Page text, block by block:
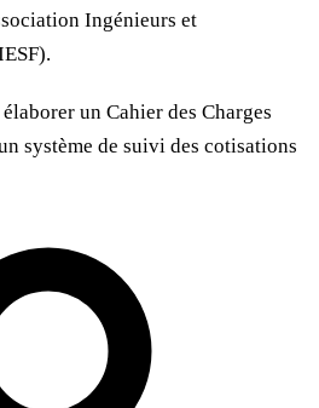
Ingénieurs et
un Cahier des Charges
système de suivi des cotisations